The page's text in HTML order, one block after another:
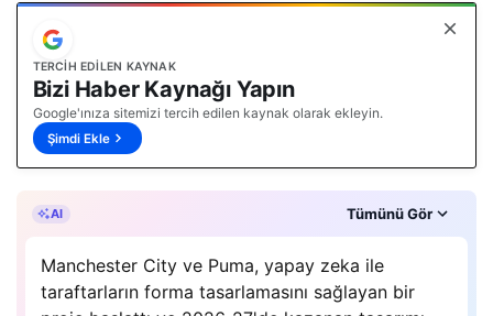
TERCIH EDILEN KAYNAK
Bizi Haber Kaynağı Yapın
Google'ınıza sitemizi tercih edilen kaynak olarak ekleyin.
Şimdi Ekle
AI Tümünü Gör
Manchester City ve Puma, yapay zeka ile
taraftarların forma tasarlamasını sağlayan bir